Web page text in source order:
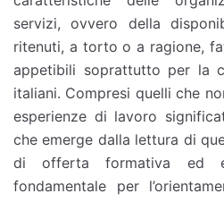
servizi, ovvero della
ritenuti, a torto o a ragione,
appetibili soprattutto per la
italiani. Compresi quelli che
esperienze di lavoro
che emerge dalla lettura di
di offerta formativa ed
fondamentale per